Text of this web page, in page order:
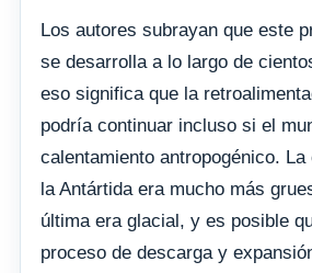
Los autores subrayan que este
se desarrolla a lo largo de
eso significa que la
podría continuar incluso si el
calentamiento antropogénico. La
la Antártida era mucho más
última era glacial, y es posible
proceso de descarga y